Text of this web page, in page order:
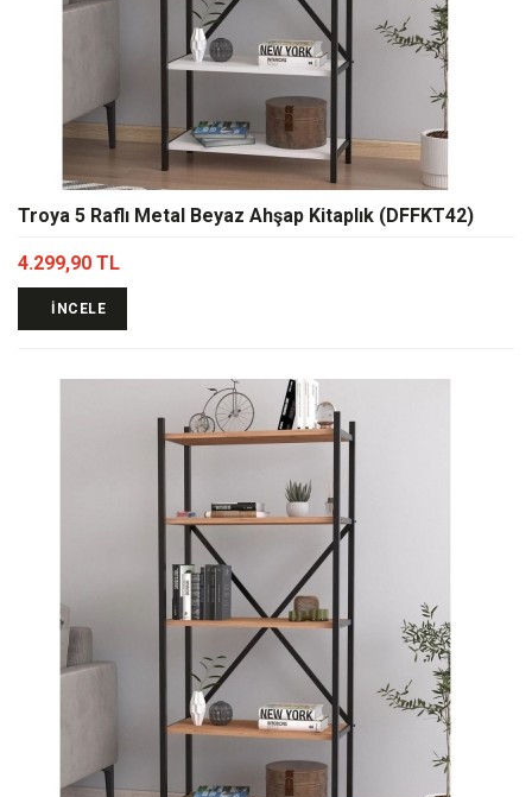
Troya 5 Raflı Metal Beyaz Ahşap Kitaplık (DFFKT42)
4.299,90 TL
İNCELE